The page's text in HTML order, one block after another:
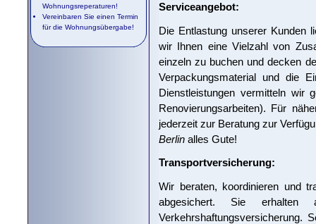
Serviceangebot:
Die Entlastung unserer Kunden
wir Ihnen eine Vielzahl von
einzeln zu buchen und decken
Verpackungsmaterial und die
Dienstleistungen vermitteln wir
Renovierungsarbeiten). Für
jederzeit zur Beratung zur
Berlin alles Gute!
Transportversicherung:
Wir beraten, koordinieren und
abgesichert. Sie erhalten
Wohnungsreperaturen!
Vereinbaren Sie einen Termin
für die Wohnungsübergabe!